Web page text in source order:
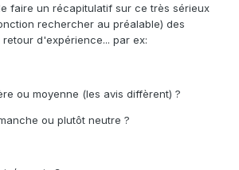
faire un récapitulatif sur ce très sérieux
rechercher au préalable) des
d'expérience... par ex:
ou moyenne (les avis diffèrent) ?
ou plutôt neutre ?